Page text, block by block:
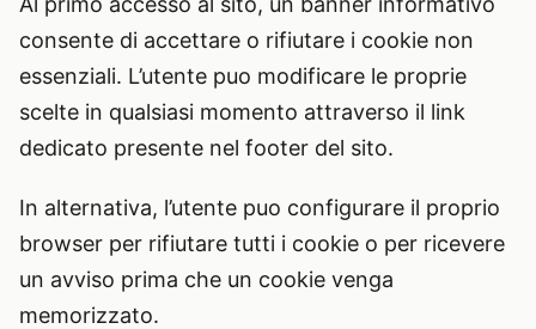
consente di accettare o rifiutare i cookie non
essenziali. L’utente puo modificare le proprie
scelte in qualsiasi momento attraverso il link
dedicato presente nel footer del sito.
In alternativa, l’utente puo configurare il proprio
browser per rifiutare tutti i cookie o per ricevere
un avviso prima che un cookie venga
memorizzato.